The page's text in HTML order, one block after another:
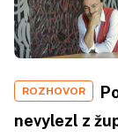
ROZHOVOR
nevylezl z